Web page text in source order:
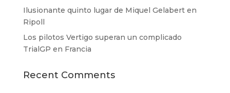
Ilusionante quinto lugar de Miquel Gelabert en
Ripoll
Los pilotos Vertigo superan un complicado
TrialGP en Francia
Recent Comments